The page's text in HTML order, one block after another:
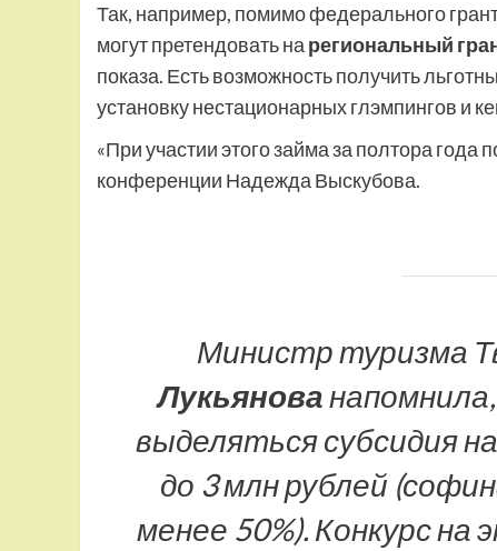
Так, например, помимо федерального
могут претендовать на региональный
показа. Есть возможность получить
установку нестационарных глэмпингов и
«При участии этого займа за полтора года
конференции Надежда Выскубова.
Министр туризма
Лукьянова
выделяться субсидия
до 3 млн рублей
менее 50%). Конкурс